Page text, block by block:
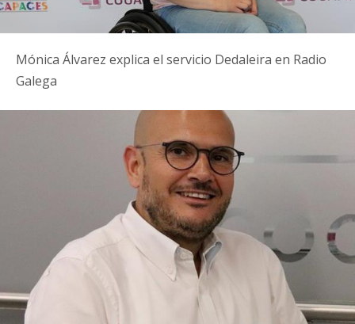
Mónica Álvarez explica el servicio Dedaleira en Radio
Galega